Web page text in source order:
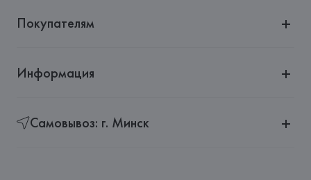
Покупателям
Информация
Самовывоз: г. Минск